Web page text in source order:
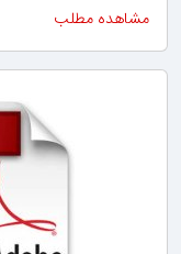
مشاهده مطلب